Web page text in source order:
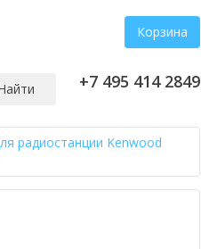
Корзина
+7 495 414 2849
радиостанции Kenwood